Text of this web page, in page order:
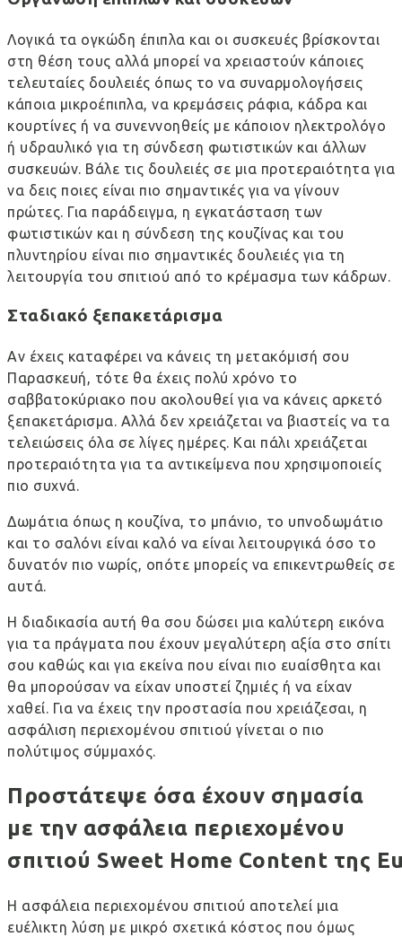
Λογικά τα ογκώδη έπιπλα και οι συσκευές βρίσκονται
στη θέση τους αλλά μπορεί να χρειαστούν κάποιες
τελευταίες δουλειές όπως το να συναρμολογήσεις
κάποια μικροέπιπλα, να κρεμάσεις ράφια, κάδρα και
κουρτίνες ή να συνεννοηθείς με κάποιον ηλεκτρολόγο
ή υδραυλικό για τη σύνδεση φωτιστικών και άλλων
συσκευών. Βάλε τις δουλειές σε μια προτεραιότητα για
να δεις ποιες είναι πιο σημαντικές για να γίνουν
πρώτες. Για παράδειγμα, η εγκατάσταση των
φωτιστικών και η σύνδεση της κουζίνας και του
πλυντηρίου είναι πιο σημαντικές δουλειές για τη
λειτουργία του σπιτιού από το κρέμασμα των κάδρων.
Σταδιακό ξεπακετάρισμα
Αν έχεις καταφέρει να κάνεις τη μετακόμισή σου
Παρασκευή, τότε θα έχεις πολύ χρόνο το
σαββατοκύριακο που ακολουθεί για να κάνεις αρκετό
ξεπακετάρισμα. Αλλά δεν χρειάζεται να βιαστείς να τα
τελειώσεις όλα σε λίγες ημέρες. Και πάλι χρειάζεται
προτεραιότητα για τα αντικείμενα που χρησιμοποιείς
πιο συχνά.
Δωμάτια όπως η κουζίνα, το μπάνιο, το υπνοδωμάτιο
και το σαλόνι είναι καλό να είναι λειτουργικά όσο το
δυνατόν πιο νωρίς, οπότε μπορείς να επικεντρωθείς σε
αυτά.
Η διαδικασία αυτή θα σου δώσει μια καλύτερη εικόνα
για τα πράγματα που έχουν μεγαλύτερη αξία στο σπίτι
σου καθώς και για εκείνα που είναι πιο ευαίσθητα και
θα μπορούσαν να είχαν υποστεί ζημιές ή να είχαν
χαθεί. Για να έχεις την προστασία που χρειάζεσαι, η
ασφάλιση περιεχομένου σπιτιού γίνεται ο πιο
πολύτιμος σύμμαχός.
Προστάτεψε όσα έχουν σημασία
με την ασφάλεια περιεχομένου
σπιτιού Sweet Home Content της
Η ασφάλεια περιεχομένου σπιτιού αποτελεί μια
ευέλικτη λύση με μικρό σχετικά κόστος που όμως